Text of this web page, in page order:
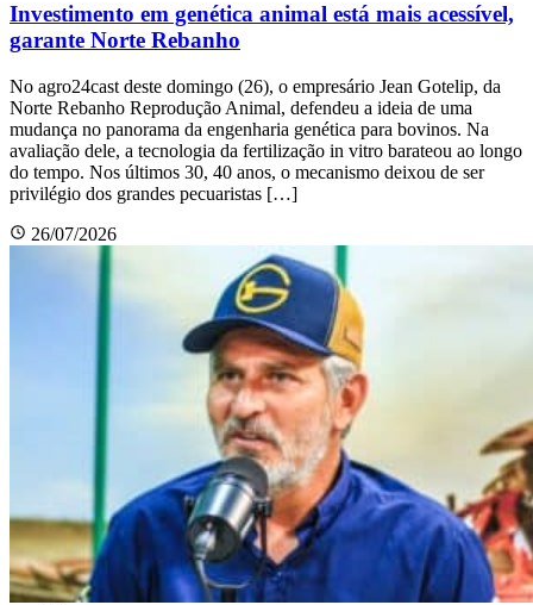
Investimento em genética animal está mais acessível,
garante Norte Rebanho
No agro24cast deste domingo (26), o empresário Jean Gotelip, da
Norte Rebanho Reprodução Animal, defendeu a ideia de uma
mudança no panorama da engenharia genética para bovinos. Na
avaliação dele, a tecnologia da fertilização in vitro barateou ao longo
do tempo. Nos últimos 30, 40 anos, o mecanismo deixou de ser
privilégio dos grandes pecuaristas […]
26/07/2026